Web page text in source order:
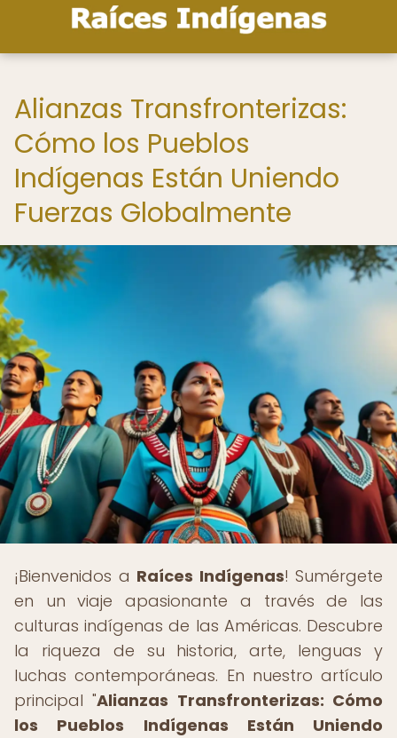
Alianzas Transfronterizas:
Cómo los Pueblos
Indígenas Están Uniendo
Fuerzas Globalmente
¡Bienvenidos a Raíces Indígenas! Sumérgete
en un viaje apasionante a través de las
culturas indígenas de las Américas. Descubre
la riqueza de su historia, arte, lenguas y
luchas contemporáneas. En nuestro artículo
principal "Alianzas Transfronterizas: Cómo
los Pueblos Indígenas Están Uniendo